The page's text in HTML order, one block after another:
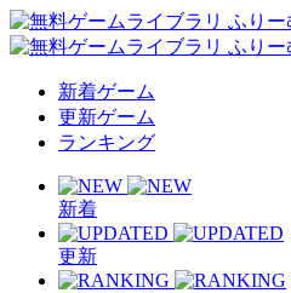
新着ゲーム
更新ゲーム
ランキング
新着
更新